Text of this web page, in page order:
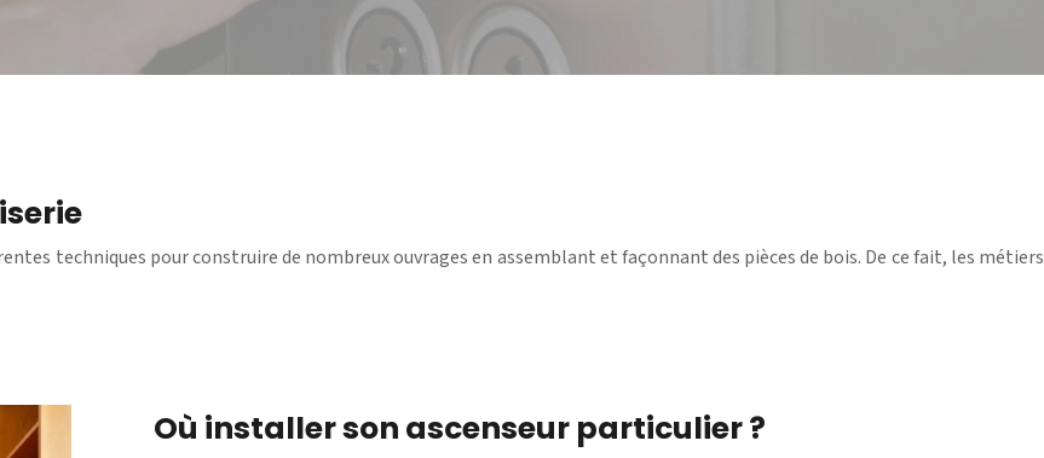
techniques pour construire de nombreux ouvrages en assemblant et façonnant des pièces de bois. De ce fait, les métiers
Où installer son ascenseur particulier ?